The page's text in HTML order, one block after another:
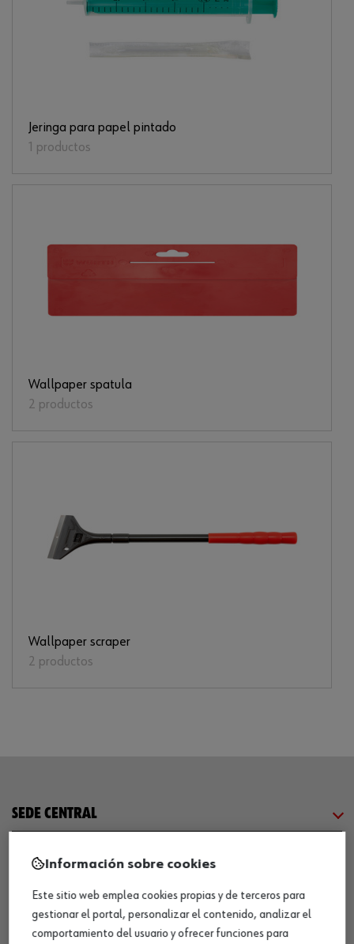
Jeringa para papel pintado
1 productos
Wallpaper spatula
2 productos
Wallpaper scraper
2 productos
SEDE CENTRAL
CENTRO LOGÍSTICO / MUSEO
SOBRE WÜRTH
Información sobre cookies
Este sitio web emplea cookies propias y de terceros para
gestionar el portal, personalizar el contenido, analizar el
comportamiento del usuario y ofrecer funciones para